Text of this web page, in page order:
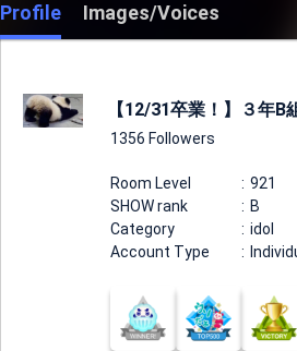
Profile Images/Voices
【12/31卒業！】３年B
1356 Followers
Room Level
921
SHOW rank
B
Category
idol
Account Type